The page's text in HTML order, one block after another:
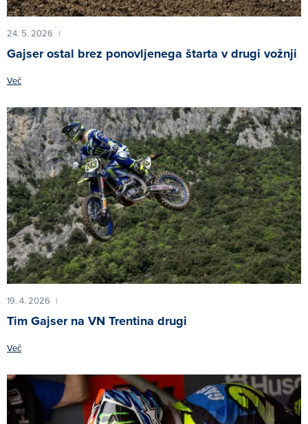
24. 5. 2026 |
Gajser ostal brez ponovljenega štarta v drugi vožnji
Več
19. 4. 2026 |
Tim Gajser na VN Trentina drugi
Več